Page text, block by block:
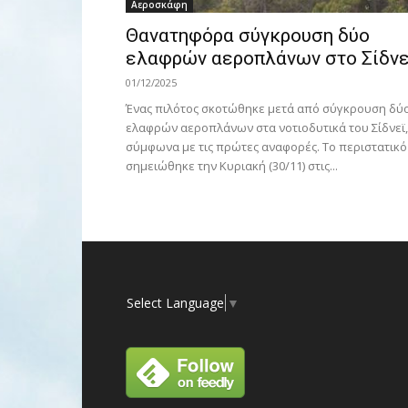
Αεροσκάφη
Θανατηφόρα σύγκρουση δύο
ελαφρών αεροπλάνων στο
01/12/2025
Ένας πιλότος σκοτώθηκε μετά από σύγκρουση
ελαφρών αεροπλάνων στα νοτιοδυτικά του Σίδνεϊ,
σύμφωνα με τις πρώτες αναφορές. Το περιστατικό
σημειώθηκε την Κυριακή (30/11) στις...
Select Language ▼